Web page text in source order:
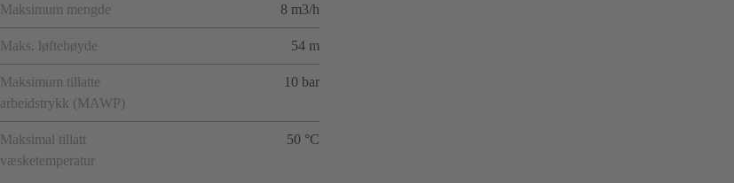
Maksimum mengde 8 m3/h
Maks. løftehøyde 54 m
Maksimum tillatte
arbeidstrykk (MAWP)
10 bar
Maksimal tillatt
væsketemperatur
50 °C